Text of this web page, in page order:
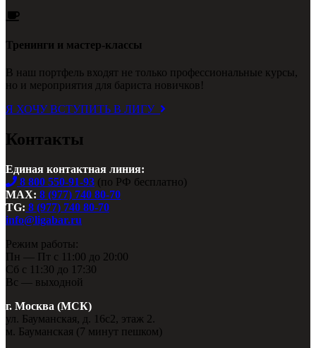
Тренинги и мастер-классы
В наш портфель входят не только профессиональные курсы,
но и мероприятия для бариста новичков!
Я ХОЧУ ВСТУПИТЬ В ЛИГУ
Контакты
Единая контактная линия:
8 800 550-91-93 (по РФ бесплатно)
MAX: 8 (977) 740 80-70
TG: 8 (977) 740 80-70
info@ligabar.ru
Режим работы:
Пн — Пт с 11:00 до 20:00
Сб с 11:30 до 17:30
Вс — выходной
г. Москва (МСК)
ул. Бауманская, д. 16с2, этаж 2.
м. Бауманская (7 минут пешком)